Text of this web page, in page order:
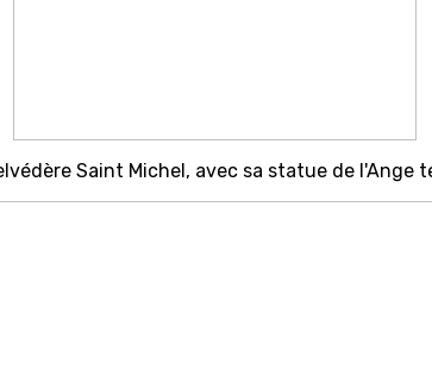
Saint Michel, avec sa statue de l'Ange